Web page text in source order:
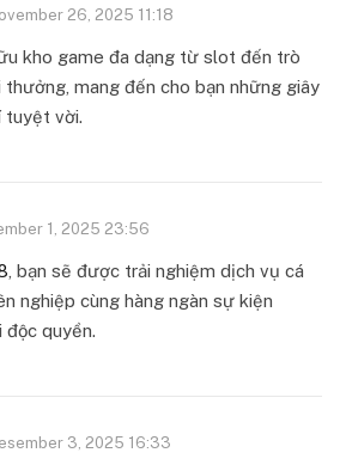
26, 2025 11:18
kho game đa dạng từ slot đến trò
thưởng, mang đến cho bạn những giây
tuyệt vời.
1, 2025 23:56
, bạn sẽ được trải nghiệm dịch vụ cá
nghiệp cùng hàng ngàn sự kiện
độc quyền.
3, 2025 16:33